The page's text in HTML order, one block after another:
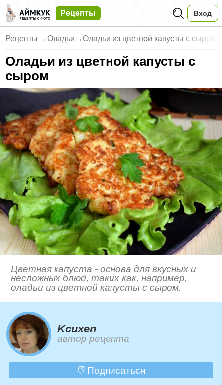
Рецепты Вход
Рецепты →Оладьи →Оладьи из цветной капусты с сыром
Оладьи из цветной капусты с
сыром
Цветная капуста - основа для вкусных и
несложных блюд, таких как, например,
оладьи из цветной капусты с сыром.
Kcuxen
автор рецепта
Подписаться